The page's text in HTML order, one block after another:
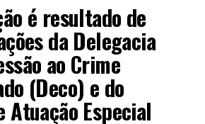
é resultado de
da Delegacia
ao Crime
(Deco) e do
Atuação Especial